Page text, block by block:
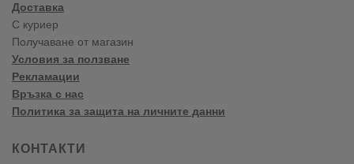
Доставка
С куриер
Получаване от магазин
Условия за ползване
Рекламации
Връзка с нас
Политика за защита на личните данни
КОНТАКТИ